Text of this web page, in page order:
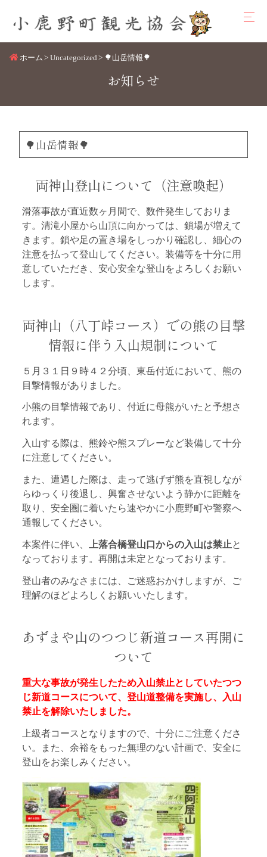
ホーム Uncategorized 🌳山岳情報🌳
お知らせ
🌳山岳情報🌳
両神山登山について（注意喚起）
滑落事故が直近数ヶ月間で、数件発生しておりま
す。清滝小屋から山頂に向かっては、鎖場が増えて
きます。鎖や足の置き場をしっかり確認し、細心の
注意を払って登山してください。装備等を十分に用
意していただき、安心安全な登山をよろしくお願い
します。
両神山（八丁峠コース）での熊の目撃
情報に伴う入山規制について
５月３１日９時４２分頃、東岳付近において、熊の
目撃情報がありました。
小熊の目撃情報であり、付近に母熊がいたと予想さ
れます。
入山する際は、熊鈴や熊スプレーなど装備して十分
に注意してください。
また、遭遇した際は、走って逃げず熊を直視しなが
らゆっくり後退し、興奮させないよう静かに距離を
取り、安全圏に着いたら速やかに小鹿野町や警察へ
通報してください。
本案件に伴い、 上落合橋登山口からの入山は禁止と
なっております。再開は未定となっております。
登山者のみなさまには、ご迷惑おかけしますが、ご
理解のほどよろしくお願いいたします。
あずまや山のつつじ新道コース再開に
ついて
重大な事故が発生したため入山禁止としていたつつ
じ新道コースについて、 登山道整備を実施し、入山
禁止を解除いたしました。
上級者コースとなりますので、十分にご注意くださ
い。また、余裕をもった無理のない計画で、安全に
登山をお楽しみください。